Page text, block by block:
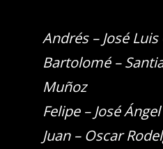
Andrés – José
Bartolomé –
Muñoz
Felipe – José
Juan – Oscar